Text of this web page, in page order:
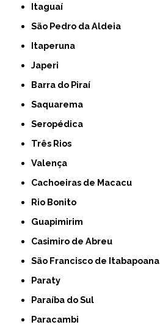
Itaguaí
São Pedro da Aldeia
Itaperuna
Japeri
Barra do Piraí
Saquarema
Seropédica
Três Rios
Valença
Cachoeiras de Macacu
Rio Bonito
Guapimirim
Casimiro de Abreu
São Francisco de Itabapoana
Paraty
Paraíba do Sul
Paracambi